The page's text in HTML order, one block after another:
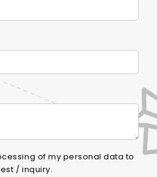
of my personal data to
/ inquiry.